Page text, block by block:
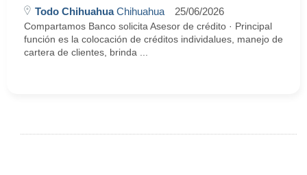
Todo ChihuahuaChihuahua 25/06/2026
Compartamos Banco solicita Asesor de crédito · Principal
función es la colocación de créditos individalues, manejo de
cartera de clientes, brinda ...